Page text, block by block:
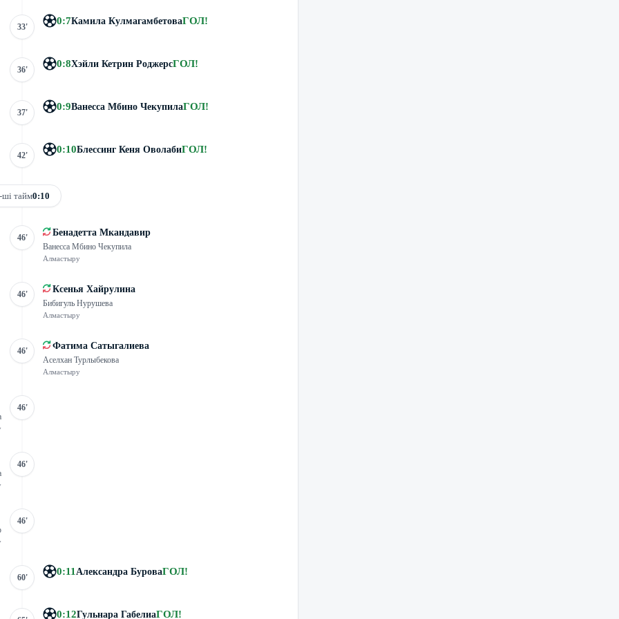
33'
0:7Камила КулмагамбетоваГОЛ!
36'
0:8Хэйли Кетрин РоджерсГОЛ!
37'
0:9Ванесса Мбино ЧекупилаГОЛ!
42'
0:10Блессинг Кеня ОволабиГОЛ!
ші тайм0:10
46' Бенадетта Мкандавир
Ванесса Мбино Чекупила
Алмастыру
46' Ксенья Хайрулина
Бибигуль Нурушева
Алмастыру
46' Фатима Сатыгалиева
Аселхан Турлыбекова
Алмастыру
46'
46'
46'
60'
0:11 Александра БуроваГОЛ!
0:12Гульнара ГабелиаГОЛ!